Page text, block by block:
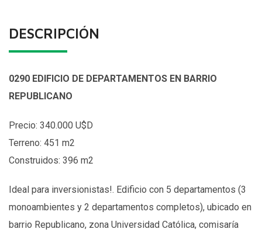
DESCRIPCIÓN
0290 EDIFICIO DE DEPARTAMENTOS EN BARRIO
REPUBLICANO
Precio: 340.000 U$D
Terreno: 451 m2
Construidos: 396 m2
Ideal para inversionistas!. Edificio con 5 departamentos (3
monoambientes y 2 departamentos completos), ubicado en
barrio Republicano, zona Universidad Católica, comisaría